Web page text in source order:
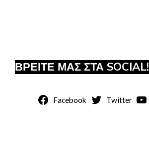
ΒΡΕΙΤΕ ΜΑΣ ΣΤΑ SOCIAL!
Facebook Twitter